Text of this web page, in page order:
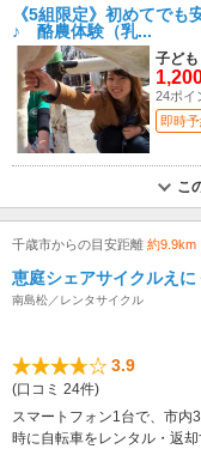
《5組限定》初めてで
♪ 酪農体験（乳...
子ども
24ポイ
即時
こ
千歳市からの目安距離 約9.9km
恵庭シェアサイクルえに
南島松／レンタサイクル
3.9
(口コミ 24件)
スマートフォン1台で、市内
時に自転車をレンタル・返却